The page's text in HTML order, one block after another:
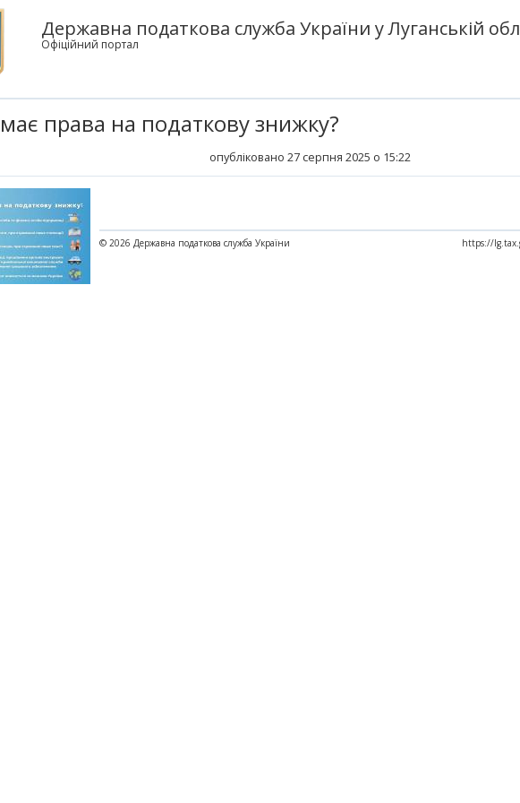
Державна податкова служба України у Луганській
Офіційний портал
права на податкову знижку?
опубліковано 27 серпня 2025 о 15:22
© 2026 Державна податкова служба України https://